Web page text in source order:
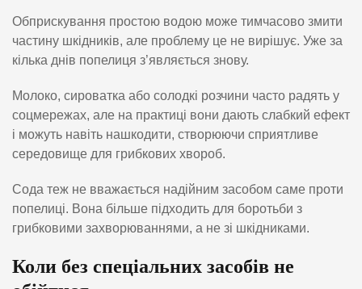
Обприскування простою водою може тимчасово змити
частину шкідників, але проблему це не вирішує. Уже за
кілька днів попелиця з’являється знову.
Молоко, сироватка або солодкі розчини часто радять у
соцмережах, але на практиці вони дають слабкий ефект
і можуть навіть нашкодити, створюючи сприятливе
середовище для грибкових хвороб.
Сода теж не вважається надійним засобом саме проти
попелиці. Вона більше підходить для боротьби з
грибковими захворюваннями, а не зі шкідниками.
Коли без спеціальних засобів не